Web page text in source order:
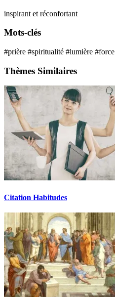
inspirant et réconfortant
Mots-clés
#prière #spiritualité #lumière #force
Thèmes Similaires
Citation Habitudes